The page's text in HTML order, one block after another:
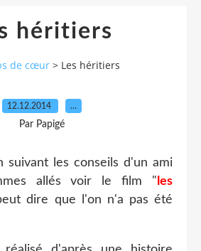
héritiers
de cœur > Les héritiers
12.12.2014 …
Par Papigé
suivant les conseils d'un ami
allés voir le film " les
dire que l'on n'a pas été